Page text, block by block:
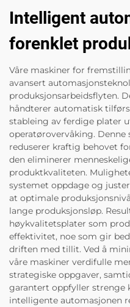
Intelligent
forenklet
Våre maskiner for
avansert
produksjonsarbeidsflyten.
håndterer automatisk
stableing av ferdige plater
operatørovervåking.
reduserer kraftig behovet
den eliminerer
produktkvaliteten.
systemet oppdage og
at optimale
lange produksjonsløp.
høykvalitetsplater som
effektivitet, noe som gir
driften med tillit. Ved å
våre maskiner verdifulle
strategiske oppgaver,
garantert oppfyller strenge
intelligente automasjonen